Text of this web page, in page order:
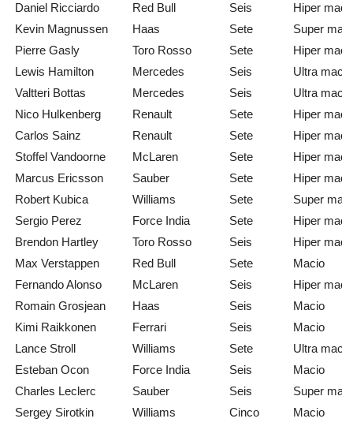
Daniel Ricciardo
Red Bull Seis
Hiper
Kevin Magnussen
Haas Sete
Super
Pierre Gasly
Toro Rosso Sete
Hiper
Lewis Hamilton
Mercedes Seis
Ultra macio
Valtteri Bottas
Mercedes Seis
Ultra macio
Nico Hulkenberg
Renault Sete
Hiper
Carlos Sainz
Renault Sete
Hiper
Stoffel Vandoorne
McLaren Sete
Hiper
Marcus Ericsson
Sauber Sete
Hiper
Robert Kubica
Williams Sete
Super
Sergio Perez
Force India Sete
Hiper
Brendon Hartley
Toro Rosso Seis
Hiper
Max Verstappen
Red Bull Sete
Macio
Fernando Alonso
McLaren Seis
Hiper
Romain Grosjean
Haas Seis
Macio
Kimi Raikkonen
Ferrari Seis
Macio
Lance Stroll
Williams Sete
Ultra macio
Esteban Ocon
Force India Seis
Macio
Charles Leclerc
Sauber Seis
Super
Sergey Sirotkin
Williams Cinco
Macio